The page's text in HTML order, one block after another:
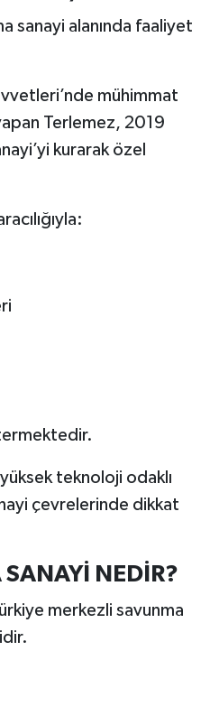
sanayi alanında faaliyet
mühimmat
Terlemez, 2019
kurarak özel
teknoloji odaklı
çevrelerinde dikkat
NEDİR?
merkezli savunma